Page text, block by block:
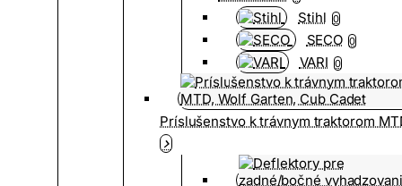
Stihl 0
SECO 0
VARI 0
Príslušenstvo k trávnym traktorom